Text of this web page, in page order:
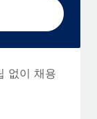
없이 채용